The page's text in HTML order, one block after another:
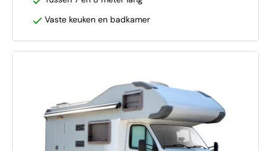
Vaste keuken en badkamer